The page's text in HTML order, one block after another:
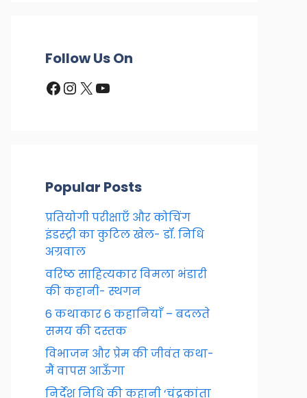
Follow Us On
Facebook
Instagram
X YouTube
Popular Posts
प्रतियोगी परीक्षाएँ और कोचिंग
इंडस्ट्री का कुटिल खेल- डॉ. निधि
अग्रवाल
वरिष्ठ साहित्यकार विमला भंडारी
की कहानी- स्थगन
6 कथाकार 6 कहानियाँ – बदलते
समय की दस्तक
विभाजन और प्रेम की जीवंत कथा-
मैं वापस आऊँगा
निर्देश निधि की कहानी ‘चंद्रकांता